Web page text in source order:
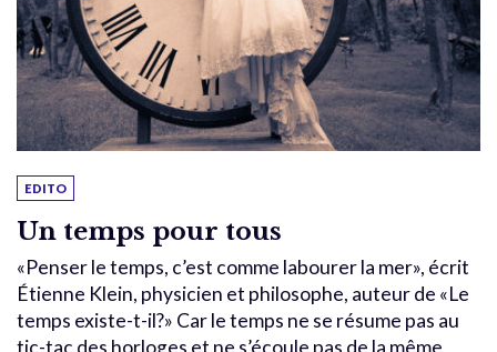
EDITO
Un temps pour tous
«Penser le temps, c’est comme labourer la mer», écrit
Étienne Klein, physicien et philosophe, auteur de «Le
temps existe-t-il?» Car le temps ne se résume pas au
tic-tac des horloges et ne s’écoule pas de la même